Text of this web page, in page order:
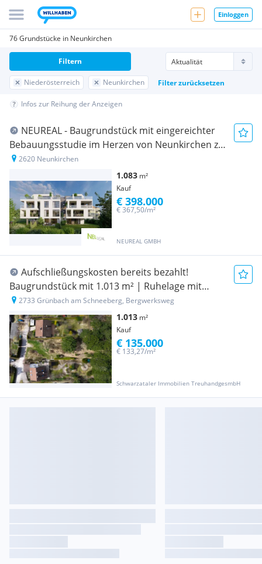
Einloggen
76 Grundstücke in Neunkirchen
Niederösterreich Neunkirchen Filter zurücksetzen
Filtern
Infos zur Reihung der Anzeigen
NEUREAL - Baugrundstück mit eingereichter
Bebauungsstudie im Herzen von Neunkirchen zu
verkaufen!
2620 Neunkirchen
1.083 m²
Kauf
NEUREAL GMBH
€ 367,50/m²
€ 398.000
Aufschließungskosten bereits bezahlt!
Baugrundstück mit 1.013 m² | Ruhelage mit
Ausblick
2733 Grünbach am Schneeberg, Bergwerksweg
1.013 m²
Kauf
Schwarzataler Immobilien TreuhandgesmbH
€ 133,27/m²
€ 135.000